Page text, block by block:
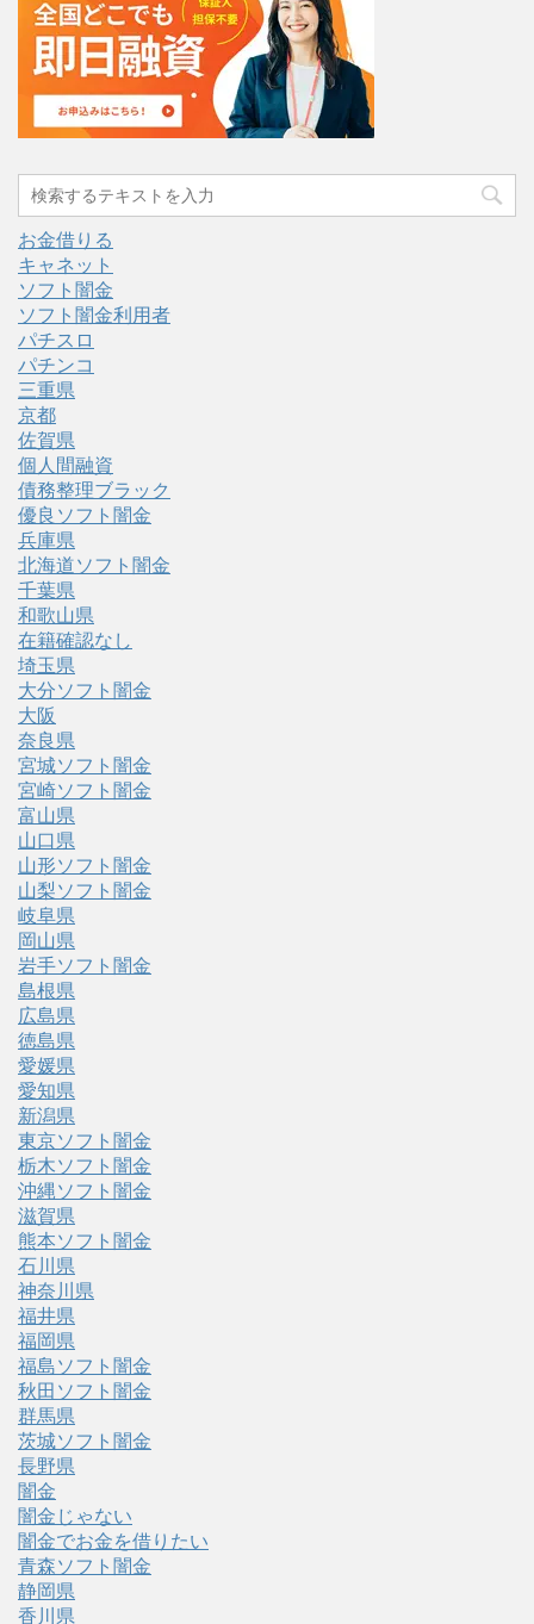
お金借りる
キャネット
ソフト闇金
ソフト闇金利用者
パチスロ
パチンコ
三重県
京都
佐賀県
個人間融資
債務整理ブラック
優良ソフト闇金
兵庫県
北海道ソフト闇金
千葉県
和歌山県
在籍確認なし
埼玉県
大分ソフト闇金
大阪
奈良県
宮城ソフト闇金
宮崎ソフト闇金
富山県
山口県
山形ソフト闇金
山梨ソフト闇金
岐阜県
岡山県
岩手ソフト闇金
島根県
広島県
徳島県
愛媛県
愛知県
新潟県
東京ソフト闇金
栃木ソフト闇金
沖縄ソフト闇金
滋賀県
熊本ソフト闇金
石川県
神奈川県
福井県
福岡県
福島ソフト闇金
秋田ソフト闇金
群馬県
茨城ソフト闇金
長野県
闇金
闇金じゃない
闇金でお金を借りたい
青森ソフト闇金
静岡県
香川県